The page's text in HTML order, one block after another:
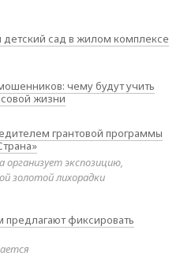
сад в жилом комплексе
чему будут учить
жизни
грантовой программы
экспозицию,
золотой лихорадки
фиксировать